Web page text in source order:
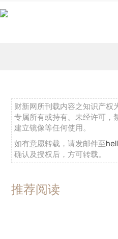
财新网所刊载内容之知识产权
专属所有或持有。未经许可，
建立镜像等任何使用。
如有意愿转载，请发邮件至
确认及授权后，方可转载。
推荐阅读